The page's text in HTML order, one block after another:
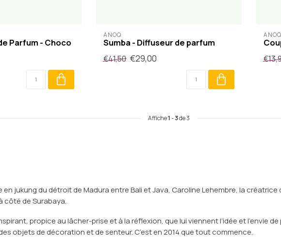
Parfum - Choco
ANOQ
Sumba - Diffuseur de parfum
€41,50 €29,00
ANOQ
Affiche1-3de 3
en jukung du détroit de Madura entre Bali et Java, Caroline Lehembre, la créatrice
côté de Surabaya.
propice au lâcher-prise et à la réflexion, que lui viennent l’idée et l’envie
objets de décoration et de senteur. C’est en 2014 que tout commence.